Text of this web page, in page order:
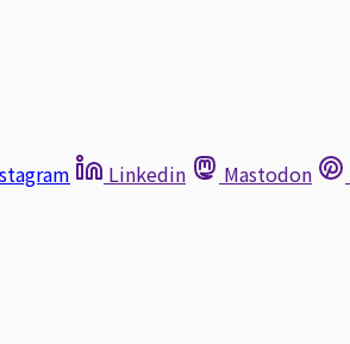
Linkedin Mastodon